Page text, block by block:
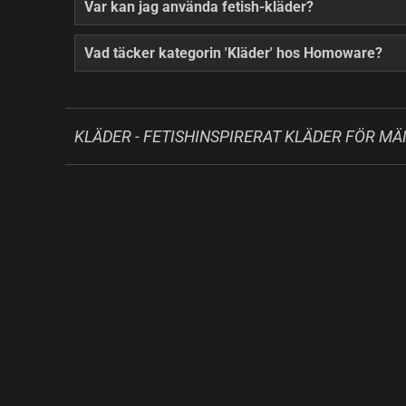
Var kan jag använda fetish-kläder?
Vad täcker kategorin 'Kläder' hos Homoware?
KLÄDER - FETISHINSPIRERAT KLÄDER FÖR